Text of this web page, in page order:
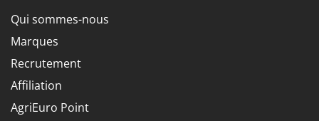
Qui sommes-nous
Marques
Recrutement
Affiliation
AgriEuro Point